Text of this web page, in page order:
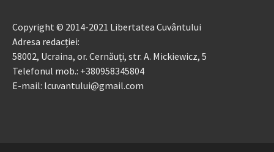
Copyright © 2014-2021 Libertatea Cuvântului
Adresa redacției:
58002, Ucraina, or. Cernăuți, str. A. Mickiewicz, 5
Telefonul mob.: +380958345804
E-mail: lcuvantului@gmail.com